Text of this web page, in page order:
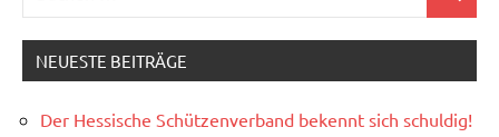
nach:
NEUESTE BEITRÄGE
Der Hessische Schützenverband bekennt sich schuldig!